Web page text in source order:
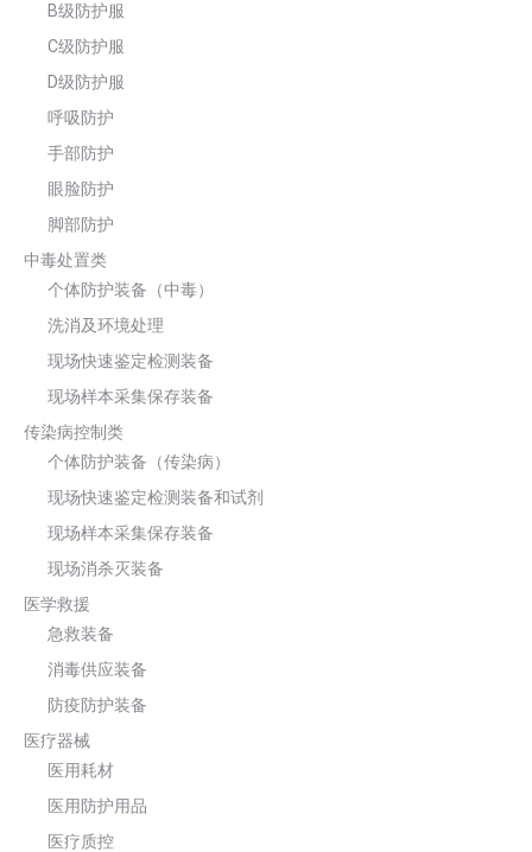
B级防护服
C级防护服
D级防护服
呼吸防护
手部防护
眼脸防护
脚部防护
中毒处置类
个体防护装备（中毒）
洗消及环境处理
现场快速鉴定检测装备
现场样本采集保存装备
传染病控制类
个体防护装备（传染病）
现场快速鉴定检测装备和试剂
现场样本采集保存装备
现场消杀灭装备
医学救援
急救装备
消毒供应装备
防疫防护装备
医疗器械
医用耗材
医用防护用品
医疗质控